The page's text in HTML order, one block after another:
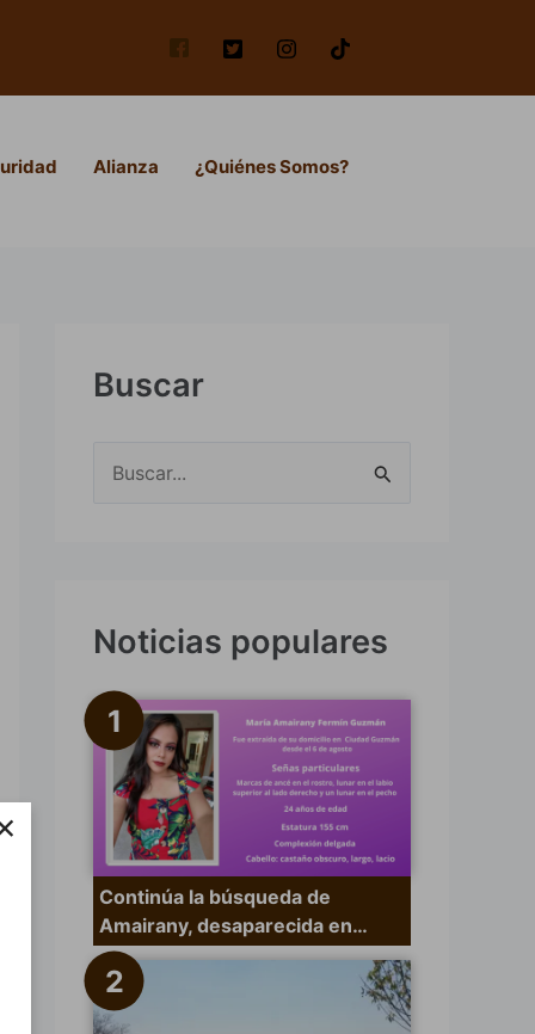
Alianza ¿Quiénes Somos?
Buscar
a
p
o
Noticias populares
Continúa la búsqueda de
Amairany, desaparecida en…